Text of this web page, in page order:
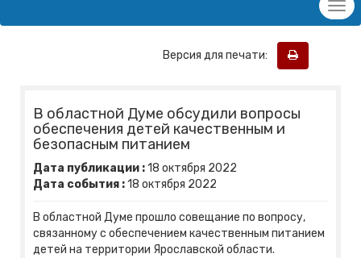
Версия для печати:
В областной Думе обсудили вопросы
обеспечения детей качественным и
безопасным питанием
Дата публикации :18 октября 2022
Дата события :18 октября 2022
В областной Думе прошло совещание по вопросу,
связанному с обеспечением качественным питанием
детей на территории Ярославской области.